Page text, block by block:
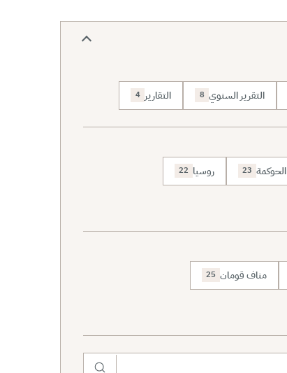
التقرير السنوي 8 التقارير 4
الحوكمة 23 روسيا 22
مناف قومان 25